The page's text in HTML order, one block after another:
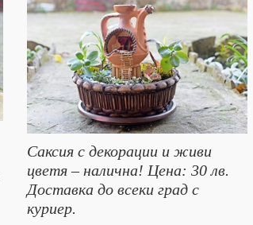
Саксия с декорации и живи
цветя – налична! Цена: 30 лв.
Доставка до всеки град с
куриер.